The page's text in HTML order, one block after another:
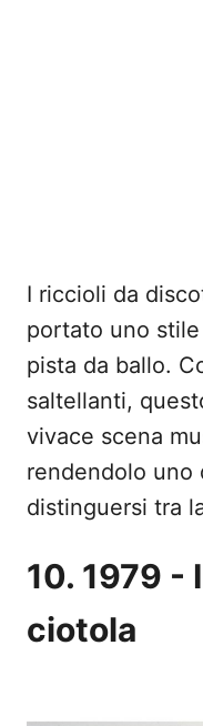
I riccioli da
portato uno
pista da ballo.
saltellanti,
vivace scena
rendendolo uno
distinguersi tra
10. 1979 -
ciotola